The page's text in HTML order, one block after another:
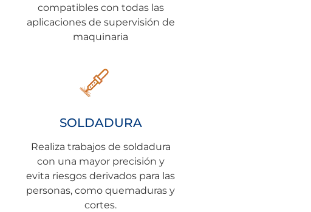
compatibles con todas las
aplicaciones de supervisión de
maquinaria
SOLDADURA
Realiza trabajos de soldadura
con una mayor precisión y
evita riesgos derivados para las
personas, como quemaduras y
cortes.